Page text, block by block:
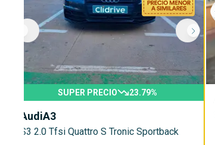
SUPER PRECIO 23.79%
AudiA3
S3 2.0 Tfsi Quattro S Tronic Sportback